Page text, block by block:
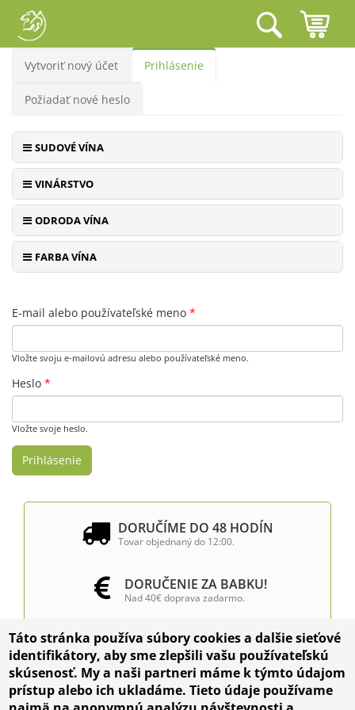
Primárne karty
Vytvoriť nový účet Prihlásenie
Požiadať nové heslo
SUDOVÉ VÍNA
VINÁRSTVO
ODRODA VÍNA
FARBA VÍNA
E-mail alebo používateľské meno *
Vložte svoju e-mailovú adresu alebo používateľské meno.
Heslo *
Vložte svoje heslo.
DORUČÍME DO 48 HODÍN
Tovar objednaný do 12:00.
DORUČENIE ZA BABKU!
Nad 40€ doprava zadarmo.
INŠTALÁCIA VÝČAPNÝCH
ZARIADENÍ
Táto stránka používa súbory cookies a dalšie sieťové
identifikátory, aby sme zlepšili vašu používateľskú
skúsenosť. My a naši partneri máme k týmto údajom
prístup alebo ich ukladáme. Tieto údaje používame